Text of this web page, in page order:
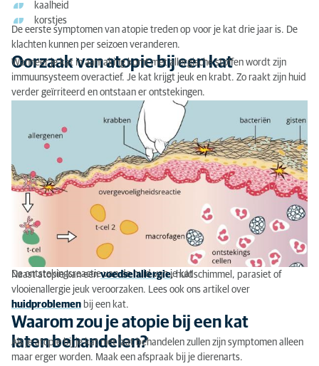
kaalheid
korstjes
De eerste symptomen van atopie treden op voor je kat drie jaar is. De
klachten kunnen per seizoen veranderen.
Oorzaak van atopie bij een kat
Wanneer je kat in aanraking komt met allergische stoffen wordt zijn
immuunsysteem overactief. Je kat krijgt jeuk en krabt. Zo raakt zijn huid
verder geïrriteerd en ontstaan er ontstekingen.
De ontstekingsreactie van de huid van je kat
Naast atopie kan eenvoedselallergie, huidschimmel, parasiet of
vlooienallergie jeuk veroorzaken. Lees ook ons artikel over
huidproblemen bij een kat.
Waarom zou je atopie bij een kat
laten behandelen?
Als je atopie bij je kat niet laat behandelen zullen zijn symptomen alleen
maar erger worden. Maak een afspraak bij je dierenarts.